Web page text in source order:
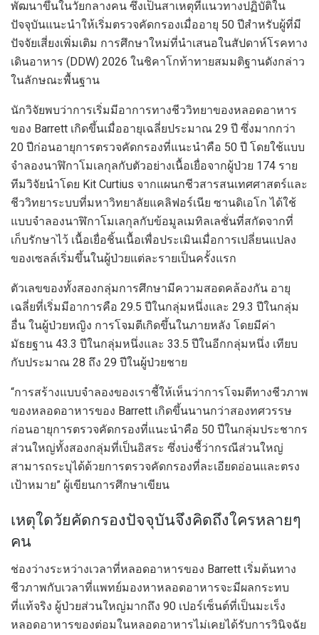
พัฒนาขึ้นในวัยกลางคน ซึ่งเป็นสาเหตุที่แนวทางปฏิบัติใน
ปัจจุบันแนะนำให้เริ่มตรวจคัดกรองเมื่ออายุ 50 ปีสำหรับผู้ที่มี
ปัจจัยเสี่ยงเพิ่มเติม การศึกษาใหม่ที่นำเสนอในสัปดาห์โรคทาง
เดินอาหาร (DDW) 2026 ในชิคาโกท้าทายสมมติฐานดังกล่าว
ในลักษณะพื้นฐาน
นักวิจัยพบว่าการเริ่มมีอาการทางชีววิทยาของหลอดอาหาร
ของ Barrett เกิดขึ้นเมื่ออายุเฉลี่ยประมาณ 29 ปี ซึ่งมากกว่า
20 ปีก่อนอายุการตรวจคัดกรองที่แนะนำคือ 50 ปี โดยใช้แบบ
จำลองนาฬิกาโมเลกุลกับตัวอย่างเนื้อเยื่อจากผู้ป่วย 174 ราย
ทีมวิจัยนำโดย Kit Curtius จากแผนกชีวสารสนเทศศาสตร์และ
ชีววิทยาระบบที่มหาวิทยาลัยแคลิฟอร์เนีย ซานดิเอโก ได้ใช้
แบบจำลองนาฬิกาโมเลกุลกับข้อมูลเมทิลเลชั่นที่สกัดจากที่
เก็บรักษาไว้ เนื้อเยื่อชิ้นเนื้อเพื่อประเมินเมื่อการเปลี่ยนแปลง
ของเซลล์เริ่มขึ้นในผู้ป่วยแต่ละรายเป็นครั้งแรก
ตัวเลขของทั้งสองกลุ่มการศึกษามีความสอดคล้องกัน อายุ
เฉลี่ยที่เริ่มมีอาการคือ 29.5 ปีในกลุ่มหนึ่งและ 29.3 ปีในกลุ่ม
อื่น ในผู้ป่วยหญิง การโจมตีเกิดขึ้นในภายหลัง โดยมีค่า
มัธยฐาน 43.3 ปีในกลุ่มหนึ่งและ 33.5 ปีในอีกกลุ่มหนึ่ง เทียบ
กับประมาณ 28 ถึง 29 ปีในผู้ป่วยชาย
“การสร้างแบบจำลองของเราชี้ให้เห็นว่าการโจมตีทางชีวภาพ
ของหลอดอาหารของ Barrett เกิดขึ้นนานกว่าสองทศวรรษ
ก่อนอายุการตรวจคัดกรองที่แนะนำคือ 50 ปีในกลุ่มประชากร
ส่วนใหญ่ทั้งสองกลุ่มที่เป็นอิสระ ซึ่งบ่งชี้ว่ากรณีส่วนใหญ่
สามารถระบุได้ด้วยการตรวจคัดกรองที่ละเอียดอ่อนและตรง
เป้าหมาย” ผู้เขียนการศึกษาเขียน
เหตุใดวัยคัดกรองปัจจุบันจึงคิดถึงใครหลายๆ
คน
ช่องว่างระหว่างเวลาที่หลอดอาหารของ Barrett เริ่มต้นทาง
ชีวภาพกับเวลาที่แพทย์มองหาหลอดอาหารจะมีผลกระทบ
ที่แท้จริง ผู้ป่วยส่วนใหญ่มากถึง 90 เปอร์เซ็นต์ที่เป็นมะเร็ง
หลอดอาหารของต่อมในหลอดอาหารไม่เคยได้รับการวินิจฉัย